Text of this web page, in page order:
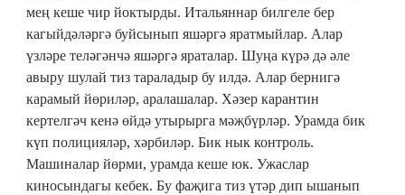
мең кеше чир йоктырды. Итальяннар билгеле бер
кагыйдәләргә буйсынып яшәргә яратмыйлар. Алар
үзләре теләгәнчә яшәргә яраталар. Шуңа күрә дә әле
авыру шулай тиз тараладыр бу илдә. Алар бернигә
карамый йөриләр, аралашалар. Хәзер карантин
кертелгәч кенә өйдә утырырга мәҗбүрләр. Урамда бик
күп полицияләр, хәрбиләр. Бик нык контроль.
Машиналар йөрми, урамда кеше юк. Ужаслар
киносындагы кебек. Бу фаҗига тиз үтәр дип ышанып